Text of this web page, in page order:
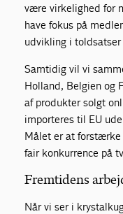
være virkelighed for
have fokus på
udvikling i toldsatser
Samtidig vil vi
Holland, Belgien og
af produkter solgt
importeres til EU
Målet er at
fair konkurrence på
Fremtidens
Når vi ser i